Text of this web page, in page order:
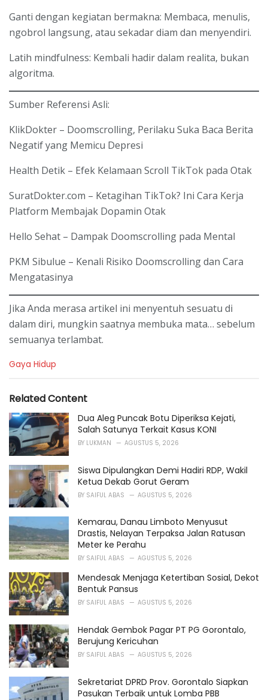
Ganti dengan kegiatan bermakna: Membaca, menulis,
ngobrol langsung, atau sekadar diam dan menyendiri.
Latih mindfulness: Kembali hadir dalam realita, bukan
algoritma.
Sumber Referensi Asli:
KlikDokter – Doomscrolling, Perilaku Suka Baca Berita
Negatif yang Memicu Depresi
Health Detik – Efek Kelamaan Scroll TikTok pada Otak
SuratDokter.com – Ketagihan TikTok? Ini Cara Kerja
Platform Membajak Dopamin Otak
Hello Sehat – Dampak Doomscrolling pada Mental
PKM Sibulue – Kenali Risiko Doomscrolling dan Cara
Mengatasinya
Jika Anda merasa artikel ini menyentuh sesuatu di
dalam diri, mungkin saatnya membuka mata… sebelum
semuanya terlambat.
C
e
o
r
i
e
:
Gaya Hidup
Related Content
Dua Aleg Puncak Botu Diperiksa Kejati,
Salah Satunya Terkait Kasus KONI
BY LUKMAN AGUSTUS 5, 2026
Siswa Dipulangkan Demi Hadiri RDP, Wakil
Ketua Dekab Gorut Geram
BY SAIFUL ABAS AGUSTUS 5, 2026
Kemarau, Danau Limboto Menyusut
Drastis, Nelayan Terpaksa Jalan Ratusan
Meter ke Perahu
BY SAIFUL ABAS AGUSTUS 5, 2026
Mendesak Menjaga Ketertiban Sosial, Dekot
Bentuk Pansus
BY SAIFUL ABAS AGUSTUS 5, 2026
Hendak Gembok Pagar PT PG Gorontalo,
Berujung Kericuhan
BY SAIFUL ABAS AGUSTUS 5, 2026
Sekretariat DPRD Prov. Gorontalo Siapkan
Pasukan Terbaik untuk Lomba PBB